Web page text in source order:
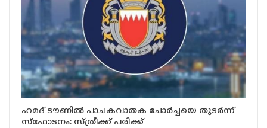
ഹമദ് ടൗണിൽ പാചകവാതക ചോർച്ചയെ തുടർന്ന്
സ്ഫോടനം: സ്ത്രീക്ക് പരിക്ക്